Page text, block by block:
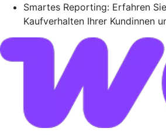
Smartes Reporting: Erfahren
Kaufverhalten Ihrer Kundinnen